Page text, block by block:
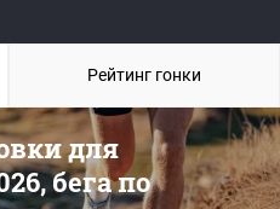
для
бега по
Рейтинг гонки